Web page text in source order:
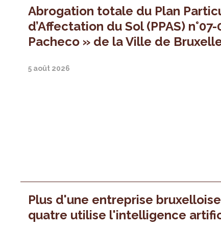
Abrogation totale du Plan
d’Affectation du Sol (PPAS)
Pacheco » de la Ville de
5 août 2026
Plus d'une entreprise
quatre utilise l'intelligence